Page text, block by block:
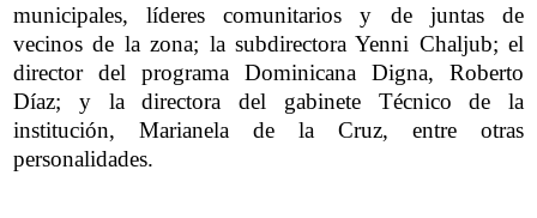
municipales, líderes comunitarios y de juntas de
vecinos de la zona; la subdirectora Yenni Chaljub; el
director del programa Dominicana Digna, Roberto
Díaz; y la directora del gabinete Técnico de la
institución, Marianela de la Cruz, entre otras
personalidades.